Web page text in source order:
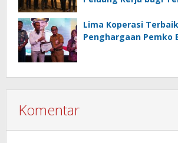
Lima Koperasi
Penghargaan Pemko
Komentar